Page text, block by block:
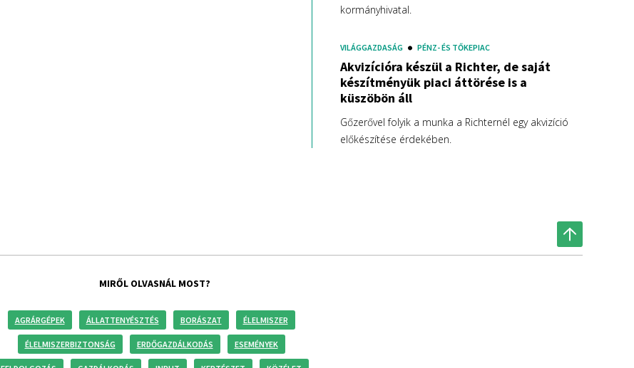
kormányhivatal.
VILÁGGAZDASÁG PÉNZ- ÉS TŐKEPIAC
Akvizícióra készül a Richter, de saját
készítményük piaci áttörése is a
küszöbön áll
Gőzerővel folyik a munka a Richternél egy akvizíció
előkészítése érdekében.
MIRŐL OLVASNÁL MOST?
AGRÁRGÉPEK ÁLLATTENYÉSZTÉS BORÁSZAT ÉLELMISZER
ÉLELMISZERBIZTONSÁG ERDŐGAZDÁLKODÁS ESEMÉNYEK